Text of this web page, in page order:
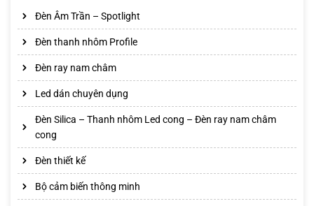
Đèn Âm Trần – Spotlight
Đèn thanh nhôm Profile
Đèn ray nam châm
Led dán chuyên dụng
Đèn Silica – Thanh nhôm Led cong – Đèn ray nam châm
cong
Đèn thiết kế
Bộ cảm biến thông minh